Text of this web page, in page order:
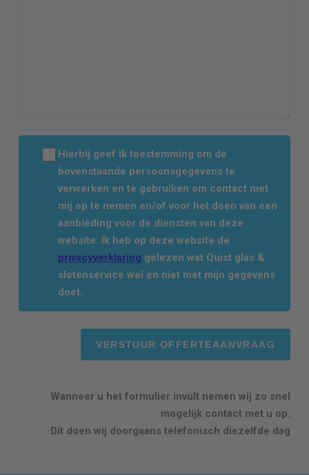
Hierbij geef ik toestemming om de
bovenstaande persoonsgegevens te
verwerken en te gebruiken om contact met
mij op te nemen en/of voor het doen van een
aanbieding voor de diensten van deze
website. Ik heb op deze website de
privacyverklaring gelezen wat Quist glas &
slotenservice wel en niet met mijn gegevens
doet.
Wanneer u het formulier invult nemen wij zo snel
mogelijk contact met u op.
Dit doen wij doorgaans telefonisch diezelfde dag